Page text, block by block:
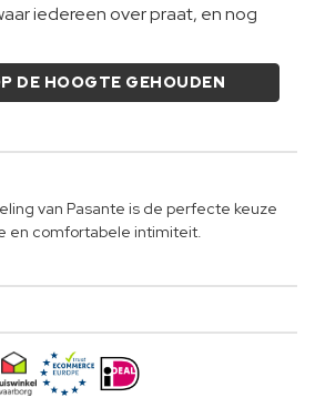
iedereen over praat, en nog
DE HOOGTE GEHOUDEN
van Pasante is de perfecte keuze
en comfortabele intimiteit.